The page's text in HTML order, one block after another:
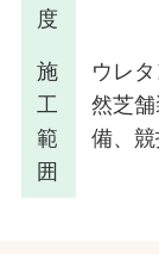
度
施
工
範
囲
ウレ
然芝舗
備、